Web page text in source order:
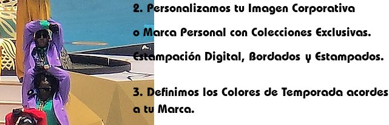
2. Personalizamos tu Imagen Corporativa
o Marca Personal con Colecciones Exclusivas.
Estampación Digital, Bordados y Estampados.
3. Definimos los Colores de Temporada acordes
a tu Marca.